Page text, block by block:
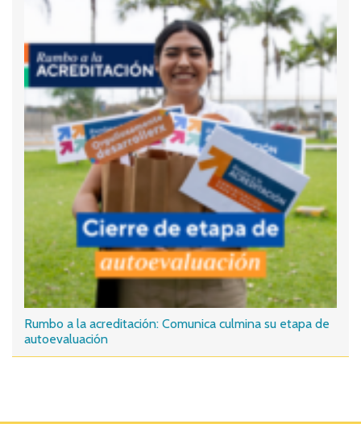
Rumbo a la acreditación: Comunica culmina su etapa de
autoevaluación